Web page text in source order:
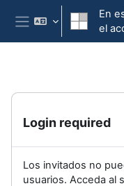
Salta al contenido principal
Panel lateral
En
el
Login required
Los invitados no
usuarios. Acceda al